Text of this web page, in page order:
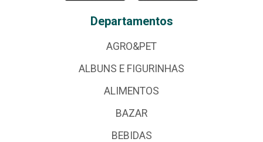
Departamentos
AGRO&PET
ALBUNS E FIGURINHAS
ALIMENTOS
BAZAR
BEBIDAS